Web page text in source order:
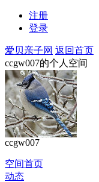
注册
登录
爱贝亲子网 返回首页
ccgw007的个人空间
ccgw007
空间首页
动态